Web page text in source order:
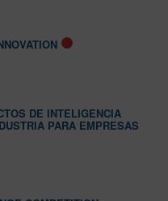
DE INTELIGENCIA
PARA EMPRESAS